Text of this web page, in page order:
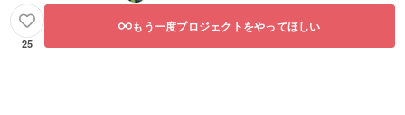
25
もう一度プロジェクトをやってほしい